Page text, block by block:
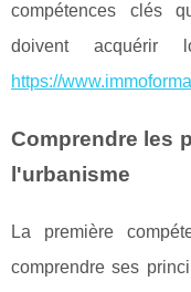
compétences clés
doivent acquérir
https://
Comprendre les
l'urbanisme
La première
comprendre ses